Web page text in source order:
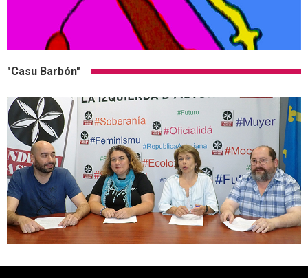
"Casu Barbón"